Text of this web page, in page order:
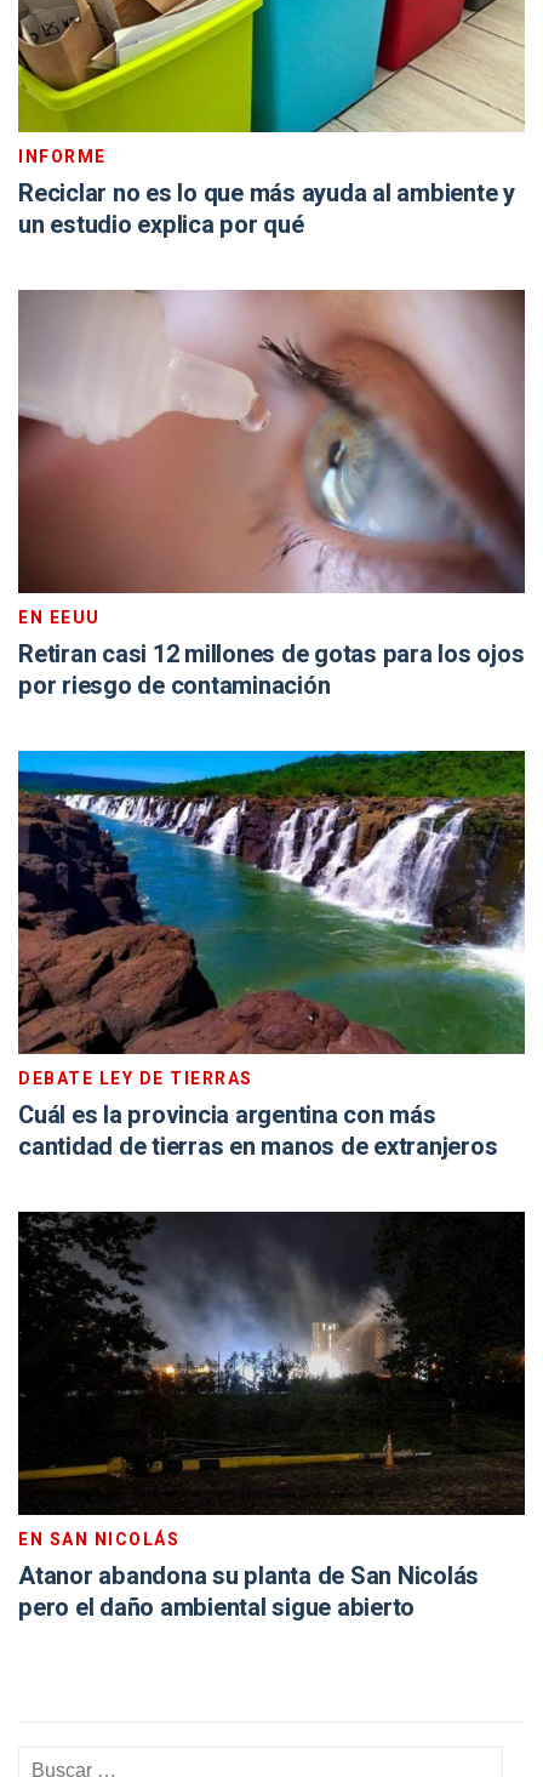
INFORME
Reciclar no es lo que más ayuda al ambiente y
un estudio explica por qué
EN EEUU
Retiran casi 12 millones de gotas para los ojos
por riesgo de contaminación
DEBATE LEY DE TIERRAS
Cuál es la provincia argentina con más
cantidad de tierras en manos de extranjeros
EN SAN NICOLÁS
Atanor abandona su planta de San Nicolás
pero el daño ambiental sigue abierto